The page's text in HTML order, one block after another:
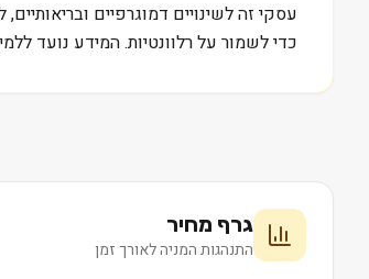
עסקי זה לשינויים דמוגרפיים
כדי לשמור על רלוונטיות. המידע נועד
גרף מחיר
התנהגות המניה לאורך זמן